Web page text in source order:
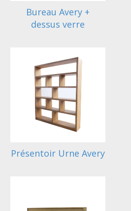
Bureau Avery +
dessus verre
Présentoir Urne Avery